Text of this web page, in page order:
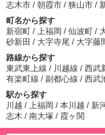
志木市 / 朝霞市 / 狭山市 /
町名から探す
新宿町 / 上福岡 / 仙波町 /
砂新田 / 大字寺尾 / 大字藤
路線から探す
東武東上線 / 川越線 / 西武
有楽町線 / 副都心線 / 西武
駅から探す
川越 / 上福岡 / 本川越 / 新
志木 / 南大塚 / 霞ヶ関